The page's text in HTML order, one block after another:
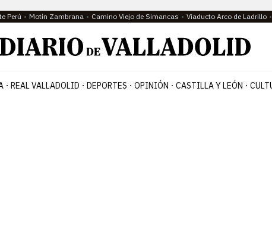
Perú Motín Zambrana Camino Viejo de Simancas Viaducto Arco de Ladrillo
REAL VALLADOLID DEPORTES OPINIÓN CASTILLA Y LEÓN